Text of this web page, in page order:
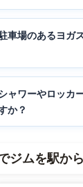
車場のあるヨガ
ャワーやロッカ
か？
ジムを駅か